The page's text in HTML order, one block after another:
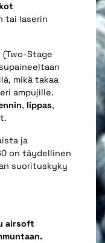
tai laserin
(Two-Stage
mikä takaa
ampujille.
, lippas,
ja
on täydellinen
suorituskyky
airsoft